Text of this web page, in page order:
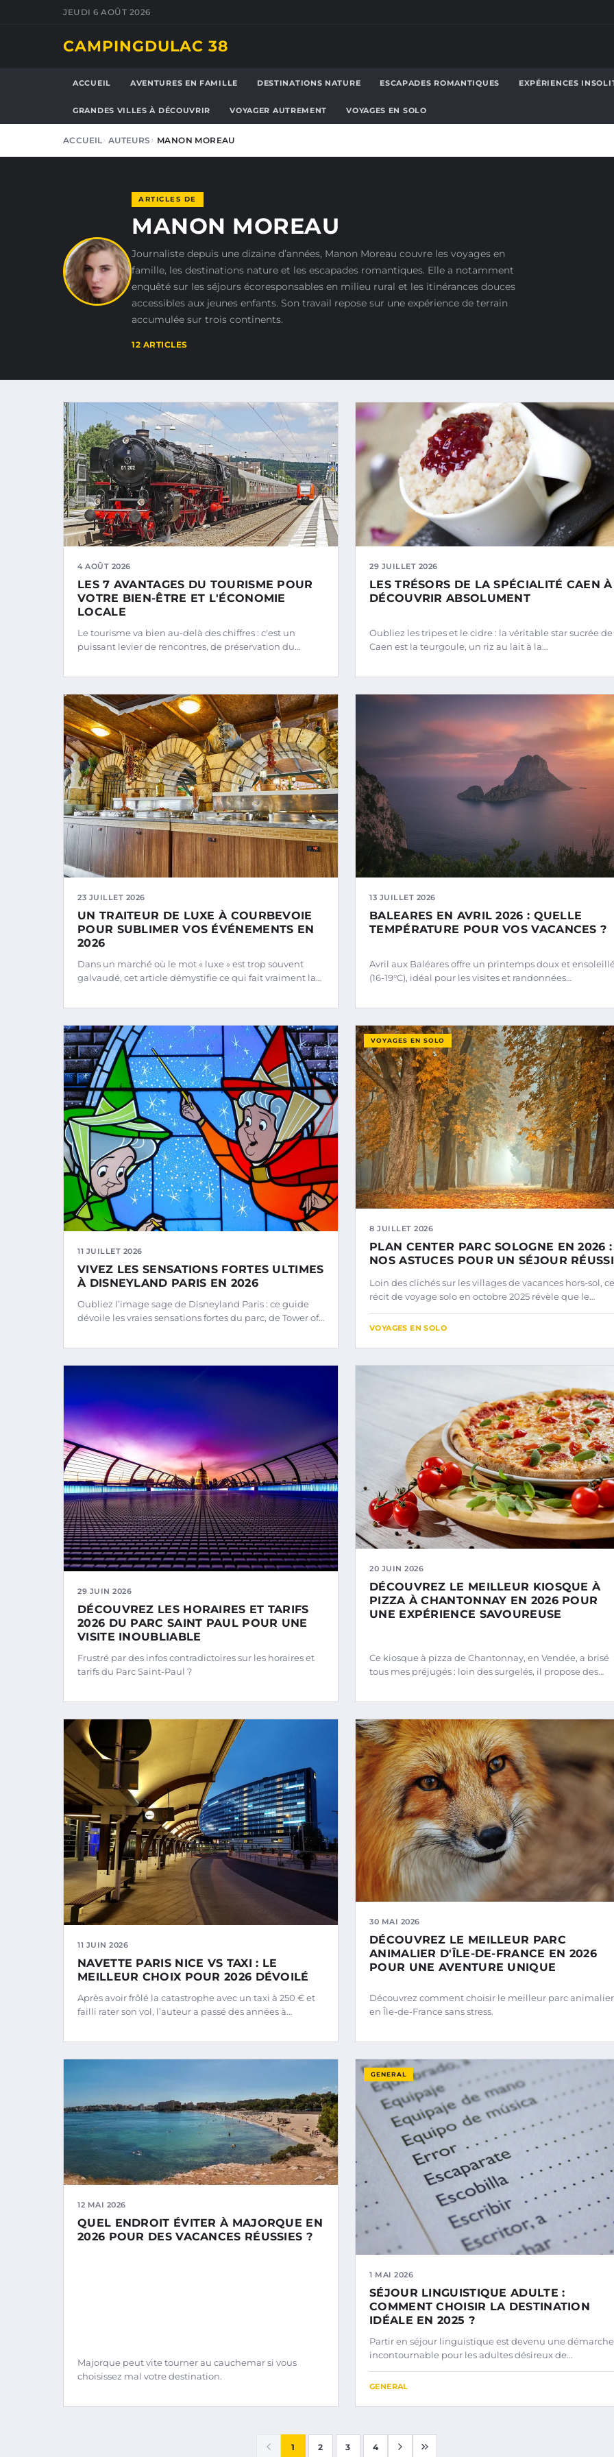
JEUDI 6 AOÛT 2026
CAMPINGDULAC 38
ACCUEIL AVENTURES EN FAMILLE DESTINATIONS NATURE ESCAPADES ROMANTIQUES EXPÉRIENCES
GRANDES VILLES À DÉCOUVRIR VOYAGER AUTREMENT VOYAGES EN SOLO
ACCUEIL AUTEURS MANON MOREAU
ARTICLES DE
MANON MOREAU
Journaliste depuis une dizaine d’années, Manon Moreau couvre les voyages en
famille, les destinations nature et les escapades romantiques. Elle a notamment
enquêté sur les séjours écoresponsables en milieu rural et les itinérances douces
accessibles aux jeunes enfants. Son travail repose sur une expérience de terrain
accumulée sur trois continents.
12 ARTICLES
4 AOÛT 2026
LES 7 AVANTAGES DU TOURISME POUR
VOTRE BIEN-ÊTRE ET L'ÉCONOMIE
LOCALE
Le tourisme va bien au-delà des chiffres : c'est un
puissant levier de rencontres, de préservation du…
29 JUILLET 2026
LES TRÉSORS DE LA SPÉCIALITÉ CAEN À
DÉCOUVRIR ABSOLUMENT
Oubliez les tripes et le cidre : la véritable star sucrée de
Caen est la teurgoule, un riz au lait à la…
23 JUILLET 2026
UN TRAITEUR DE LUXE À COURBEVOIE
POUR SUBLIMER VOS ÉVÉNEMENTS EN
2026
Dans un marché où le mot « luxe » est trop souvent
galvaudé, cet article démystifie ce qui fait vraiment la…
13 JUILLET 2026
BALEARES EN AVRIL 2026 : QUELLE
TEMPÉRATURE POUR VOS VACANCES ?
Avril aux Baléares offre un printemps doux et
(16-19°C), idéal pour les visites et randonnées…
11 JUILLET 2026
VIVEZ LES SENSATIONS FORTES ULTIMES
À DISNEYLAND PARIS EN 2026
Oubliez l’image sage de Disneyland Paris : ce guide
dévoile les vraies sensations fortes du parc, de Tower of…
VOYAGES EN SOLO
8 JUILLET 2026
PLAN CENTER PARC SOLOGNE EN 2026 :
NOS ASTUCES POUR UN SÉJOUR RÉUSSI
Loin des clichés sur les villages de vacances hors-sol, ce
récit de voyage solo en octobre 2025 révèle que le…
VOYAGES EN SOLO
29 JUIN 2026
DÉCOUVREZ LES HORAIRES ET TARIFS
2026 DU PARC SAINT PAUL POUR UNE
VISITE INOUBLIABLE
Frustré par des infos contradictoires sur les horaires et
tarifs du Parc Saint-Paul ?
20 JUIN 2026
DÉCOUVREZ LE MEILLEUR KIOSQUE À
PIZZA À CHANTONNAY EN 2026 POUR
UNE EXPÉRIENCE SAVOUREUSE
Ce kiosque à pizza de Chantonnay, en Vendée, a brisé
tous mes préjugés : loin des surgelés, il propose des…
11 JUIN 2026
NAVETTE PARIS NICE VS TAXI : LE
MEILLEUR CHOIX POUR 2026 DÉVOILÉ
Après avoir frôlé la catastrophe avec un taxi à 250 € et
failli rater son vol, l’auteur a passé des années à…
30 MAI 2026
DÉCOUVREZ LE MEILLEUR PARC
ANIMALIER D'ÎLE-DE-FRANCE EN 2026
POUR UNE AVENTURE UNIQUE
Découvrez comment choisir le meilleur parc animalier
en Île-de-France sans stress.
12 MAI 2026
QUEL ENDROIT ÉVITER À MAJORQUE EN
2026 POUR DES VACANCES RÉUSSIES ?
Majorque peut vite tourner au cauchemar si vous
choisissez mal votre destination.
GENERAL
1 MAI 2026
SÉJOUR LINGUISTIQUE ADULTE :
COMMENT CHOISIR LA DESTINATION
IDÉALE EN 2025 ?
Partir en séjour linguistique est devenu une démarche
incontournable pour les adultes désireux de…
GENERAL
1 2 3 4